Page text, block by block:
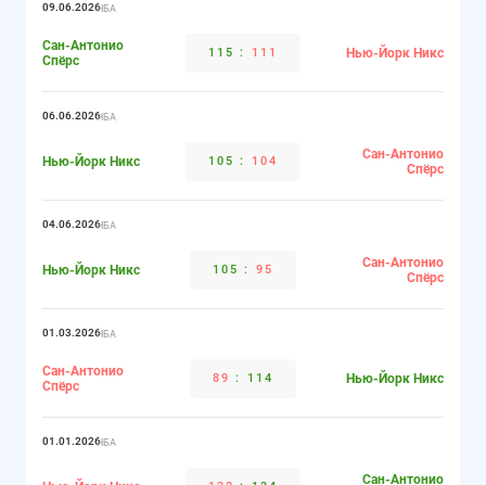
09.06.2026НБА
Сан-Антонио
Спёрс
115 : 111 Нью-Йорк Никс
06.06.2026НБА
Нью-Йорк Никс 105 : 104
Сан-Антонио
Спёрс
04.06.2026НБА
Нью-Йорк Никс 105 : 95
Сан-Антонио
Спёрс
01.03.2026НБА
Сан-Антонио
Спёрс
89 : 114 Нью-Йорк Никс
01.01.2026НБА
Сан-Антонио